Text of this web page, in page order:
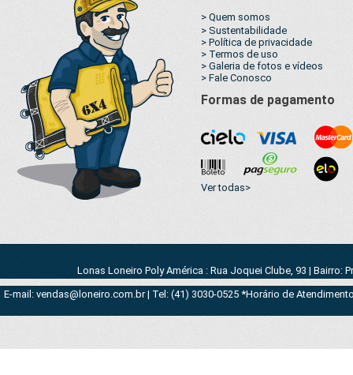
> Quem somos
> Sustentabilidade
> Política de privacidade
> Termos de uso
> Galeria de fotos e vídeos
> Fale Conosco
Formas de pagamento
Ver todas>
Lonas Loneiro Poly América : Rua Joquei Clube, 93 | Bairro:
E-mail: vendas@loneiro.com.br | Tel: (41) 3030-0525 *Horário de